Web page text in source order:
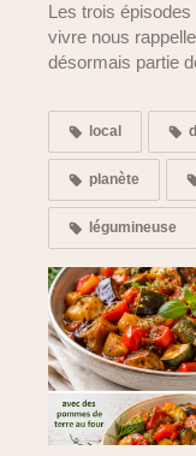
Les trois
vivre nous
désormais partie
local
planète
légumineuse